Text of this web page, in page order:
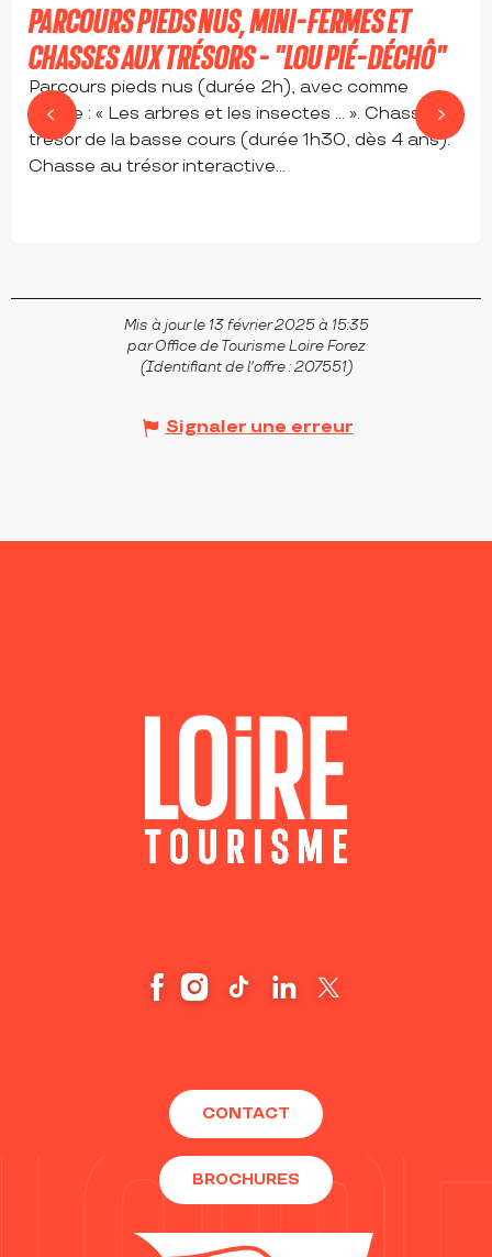
PARCOURS PIEDS NUS, MINI-FERMES ET
CHASSES AUX TRÉSORS - "LOU PIÉ-DÉCHÔ"
Parcours pieds nus (durée 2h), avec comme
thème : « Les arbres et les insectes … ». Chasse au
trésor de la basse cours (durée 1h30, dès 4 ans).
Chasse au trésor interactive...
Mis à jour le 13 février 2025 à 15:35
par Office de Tourisme Loire Forez
(Identifiant de l'offre :207551)
Signaler une erreur
CONTACT
BROCHURES